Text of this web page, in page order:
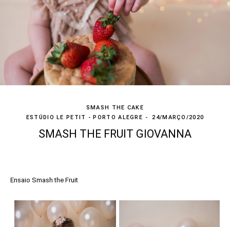
SMASH THE CAKE
ESTÚDIO LE PETIT - PORTO ALEGRE
24/MARÇO/2020
SMASH THE FRUIT GIOVANNA
Ensaio Smash the Fruit